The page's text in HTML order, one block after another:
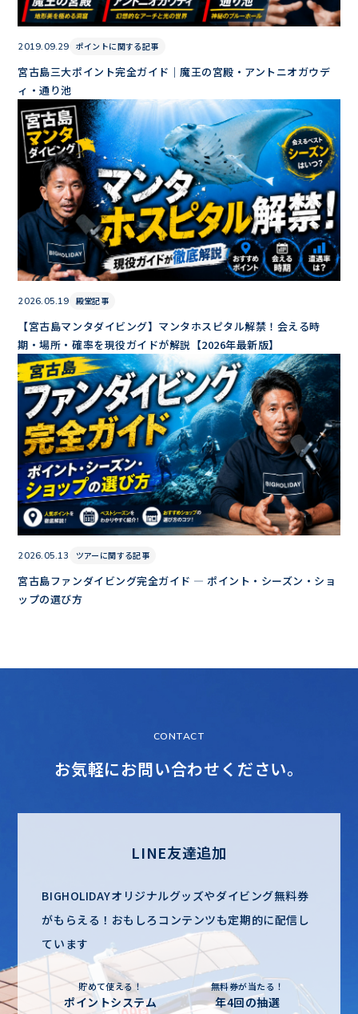
2019.09.29 ポイントに関する記事
宮古島三大ポイント完全ガイド｜魔王の宮殿・アントニオガウデ
ィ・通り池
2026.05.19 殿堂記事
【宮古島マンタダイビング】マンタホスピタル解禁！会える時
期・場所・確率を現役ガイドが解説【2026年最新版】
2026.05.13 ツアーに関する記事
宮古島ファンダイビング完全ガイド — ポイント・シーズン・ショ
ップの選び方
CONTACT
お気軽にお問い合わせください。
LINE友達追加
BIGHOLIDAYオリジナルグッズやダイビング無料券
がもらえる！ おもしろコンテンツも定期的に配信し
ています
貯めて使える！
ポイントシステム
無料券が当たる！
年4回の抽選